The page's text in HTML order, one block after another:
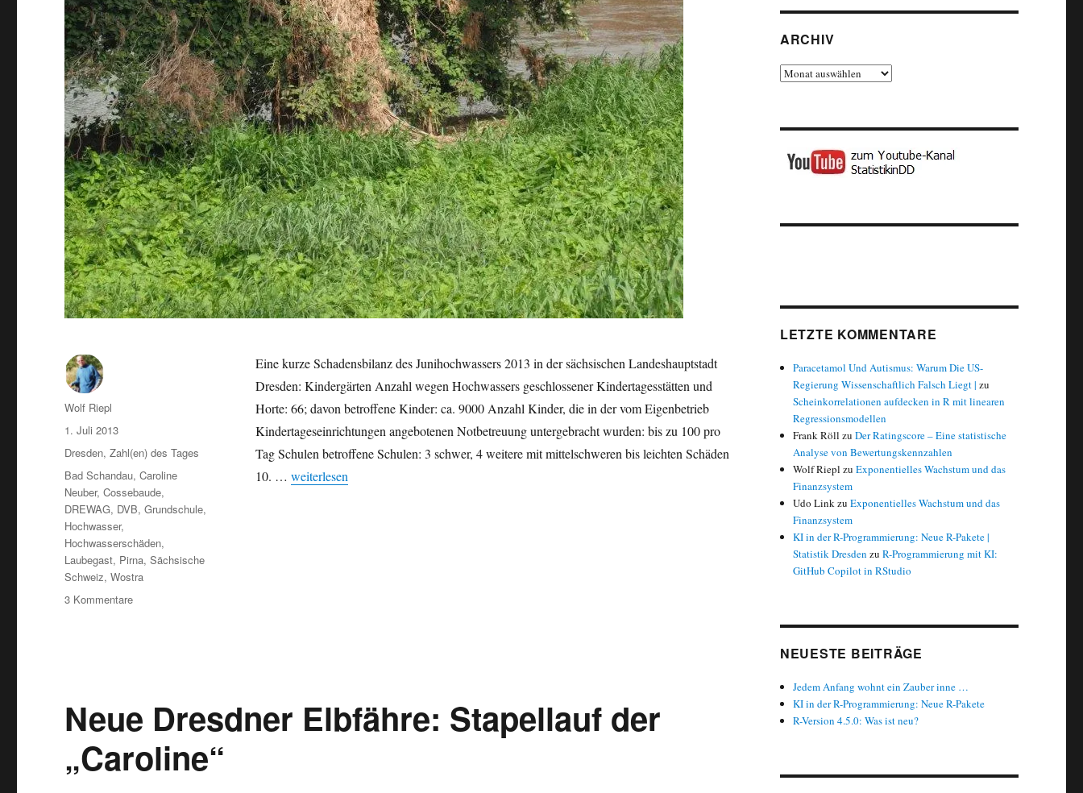
Eine kurze Schadensbilanz des Junihochwassers 2013 in der sächsischen Landeshauptstadt
Dresden: Kindergärten Anzahl wegen Hochwassers geschlossener Kindertagesstätten und
Horte: 66; davon betroffene Kinder: ca. 9000 Anzahl Kinder, die in der vom Eigenbetrieb
Kindertageseinrichtungen angebotenen Notbetreuung untergebracht wurden: bis zu 100 pro
Tag Schulen betroffene Schulen: 3 schwer, 4 weitere mit mittelschweren bis leichten Schäden
10. … „Hochwasser 2013: Schäden in Dresden“
weiterlesen
Autor
Wolf Riepl
Veröffentlicht
am
1. Juli 2013
Kategorien
Dresden,Zahl(en) des Tages
Schlagwörter
Bad Schandau,Caroline
Neuber,Cossebaude,
DREWAG, DVB,Grundschule,
Hochwasser,
Hochwasserschäden,
Laubegast, Pirna,Sächsische
Schweiz,Wostra
3 Kommentarezu
Neue Dresdner Elbfähre: Stapellauf der
„Caroline“
ARCHIV
Archiv
LETZTE KOMMENTARE
Paracetamol Und Autismus: Warum Die US-
Regierung Wissenschaftlich Falsch Liegt | zu
Scheinkorrelationen aufdecken in R mit linearen
Regressionsmodellen
Frank Röll zuDer Ratingscore – Eine statistische
Analyse von Bewertungskennzahlen
Wolf Riepl zuExponentielles Wachstum und das
Finanzsystem
Udo LinkzuExponentielles Wachstum und das
Finanzsystem
KI in der R-Programmierung: Neue R-Pakete |
Statistik Dresden zuR-Programmierung mit KI:
GitHub Copilot in RStudio
NEUESTE BEITRÄGE
Jedem Anfang wohnt ein Zauber inne …
KI in der R-Programmierung: Neue R-Pakete
R-Version 4.5.0: Was ist neu?